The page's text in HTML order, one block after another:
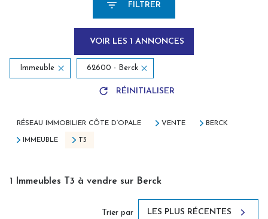
FILTRER
VOIR LES 1 ANNONCES
Immeuble 62600 - Berck
RÉINITIALISER
RÉSEAU IMMOBILIER CÔTE D’OPALE VENTE BERCK
IMMEUBLE T3
1 Immeubles T3 à vendre sur Berck
Trier par LES PLUS RÉCENTES